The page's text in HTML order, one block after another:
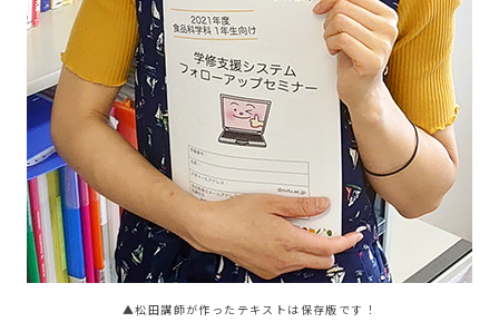
▲松田講師が作ったテキストは保存版です！